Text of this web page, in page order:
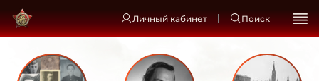
Личный кабинет Поиск